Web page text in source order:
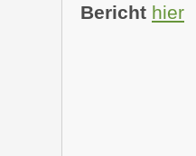
Bericht hier